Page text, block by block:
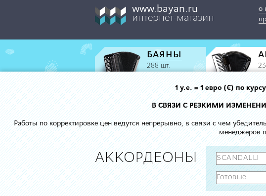
www.bayan.ru
интернет-магазин
о
БАЯНЫ
288 шт.
1 у.е. = 1 евро (€) по
В СВЯЗИ С РЕЗКИМИ
Работы по корректировке цен ведутся непрерывно, в связи с чем
менеджеров
АККОРДЕОНЫ